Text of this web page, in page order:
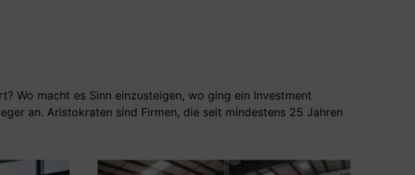
Wo macht es Sinn einzusteigen, wo ging ein Investment
an. Aristokraten sind Firmen, die seit mindestens 25 Jahren